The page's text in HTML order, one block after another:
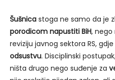
Šušnica stoga ne samo da je
porodicom napustiti BiH, nego
reviziju javnog sektora RS,
odsustvu. Disciplinski
ništa drugo nego suđenje za